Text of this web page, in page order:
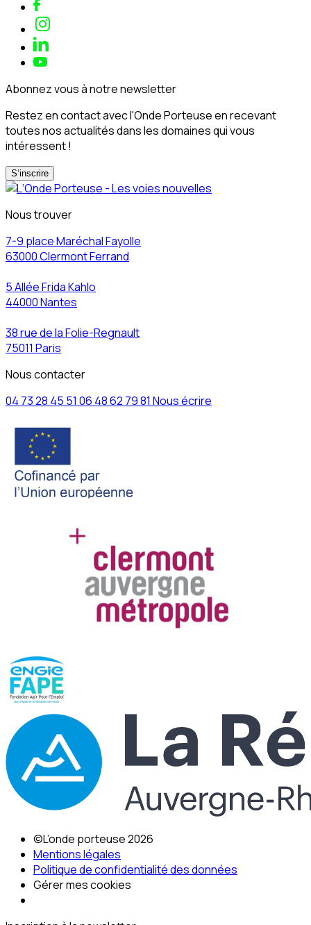
Abonnez vous à notre newsletter
Restez en contact avec l'Onde Porteuse en recevant
toutes nos actualités dans les domaines qui vous
intéressent !
S‘inscrire
Nous trouver
7-9 place Maréchal Fayolle
63000 Clermont Ferrand
5 Allée Frida Kahlo
44000 Nantes
38 rue de la Folie-Regnault
75011 Paris
Nous contacter
04 73 28 45 51 06 48 62 79 81 Nous écrire
©L’onde porteuse 2026
Mentions légales
Politique de confidentialité des données
Gérer mes cookies